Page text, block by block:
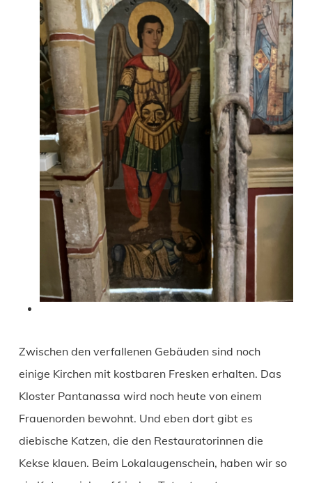
Zwischen den verfallenen Gebäuden sind noch
einige Kirchen mit kostbaren Fresken erhalten. Das
Kloster Pantanassa wird noch heute von einem
Frauenorden bewohnt. Und eben dort gibt es
diebische Katzen, die den Restauratorinnen die
Kekse klauen. Beim Lokalaugenschein, haben wir so